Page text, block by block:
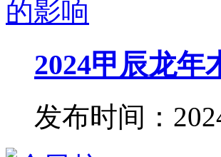
2024甲辰龙年
发布时间：